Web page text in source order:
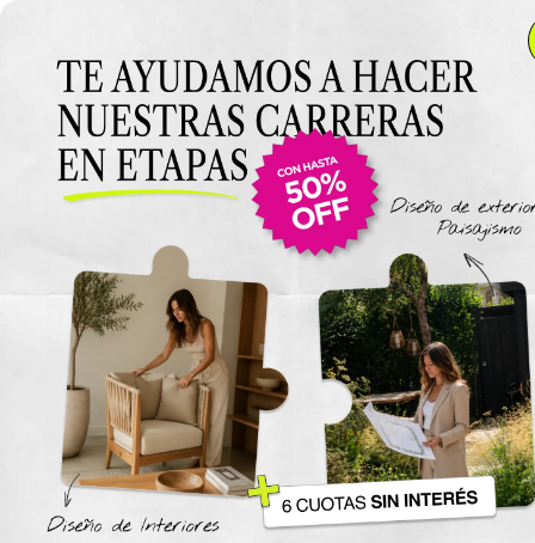
Anterior Clase
Clase 6
Materiales